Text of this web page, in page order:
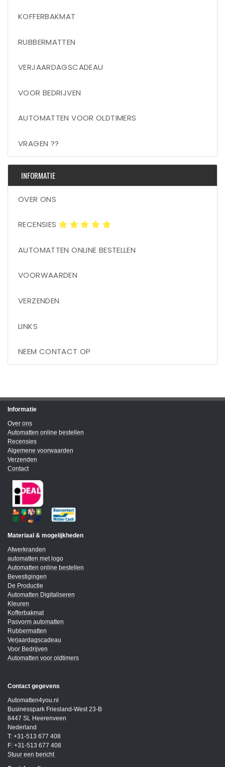
KOFFERBAKMAT
RUBBERMATTEN
VERJAARDAGSCADEAU
VOOR BEDRIJVEN
AUTOMATTEN VOOR OLDTIMERS
VRAGEN ??
INFORMATIE
OVER ONS
RECENSIES
AUTOMATTEN ONLINE BESTELLEN
VOORWAARDEN
VERZENDEN
LINKS
NEEM CONTACT OP
Informatie
Over ons
Automatten online bestellen
Recensies
Algemene voorwaarden
Verzenden
Contact
Materiaal & mogelijkheden
Afwerkranden
automatten met logo
Automatten online bestellen
Bevestigingen
De Productie
Automatten Digitaliseren
Kleuren
Kofferbakmat
Pasvorm automatten
Rubbermatten
Verjaardagscadeau
Voor Bedrijven
Automatten voor oldtimers
Contact gegevens
Automatten4you.nl
Businesspark Friesland-West 23-B
8447 SL Heerenveen
Nederland
T: +31-513 677 408
F: +31-513 677 408
Stuur een bericht